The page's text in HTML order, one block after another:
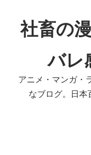
ン
テ
へ
社畜の
バレ
アニメ・マンガ・
なブログ。日本